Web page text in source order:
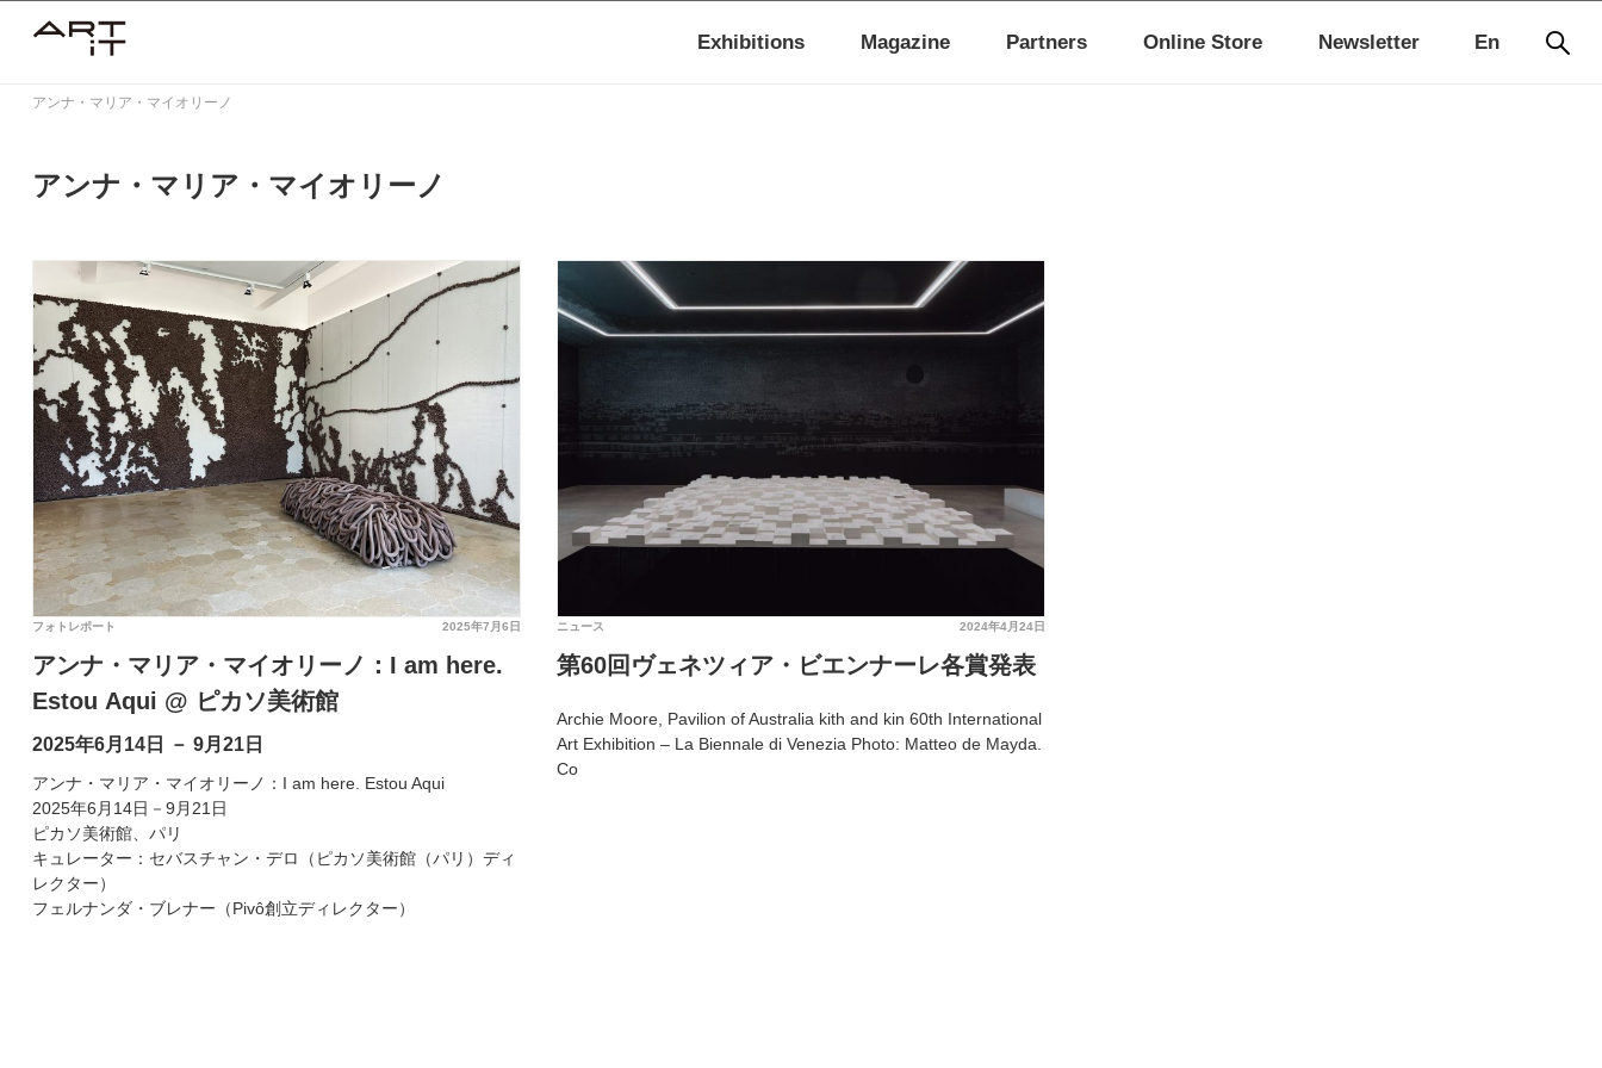
En
Exhibitions Magazine Partners Online Store Newsletter
アンナ・マリア・マイオリーノ
アンナ・マリア・マイオリーノ
2025年7月6日
フォトレポート
アンナ・マリア・マイオリーノ：I am here.
Estou Aqui @ ピカソ美術館
2025年6月14日 － 9月21日
アンナ・マリア・マイオリーノ：I am here. Estou Aqui
2025年6月14日－9月21日
ピカソ美術館、パリ
キュレーター：セバスチャン・デロ（ピカソ美術館（パリ）ディ
レクター）
フェルナンダ・ブレナー（Pivô創立ディレクター）
2024年4月24日
ニュース
第60回ヴェネツィア・ビエンナーレ各賞発表
Archie Moore, Pavilion of Australia kith and kin 60th International
Art Exhibition – La Biennale di Venezia Photo: Matteo de Mayda.
Co